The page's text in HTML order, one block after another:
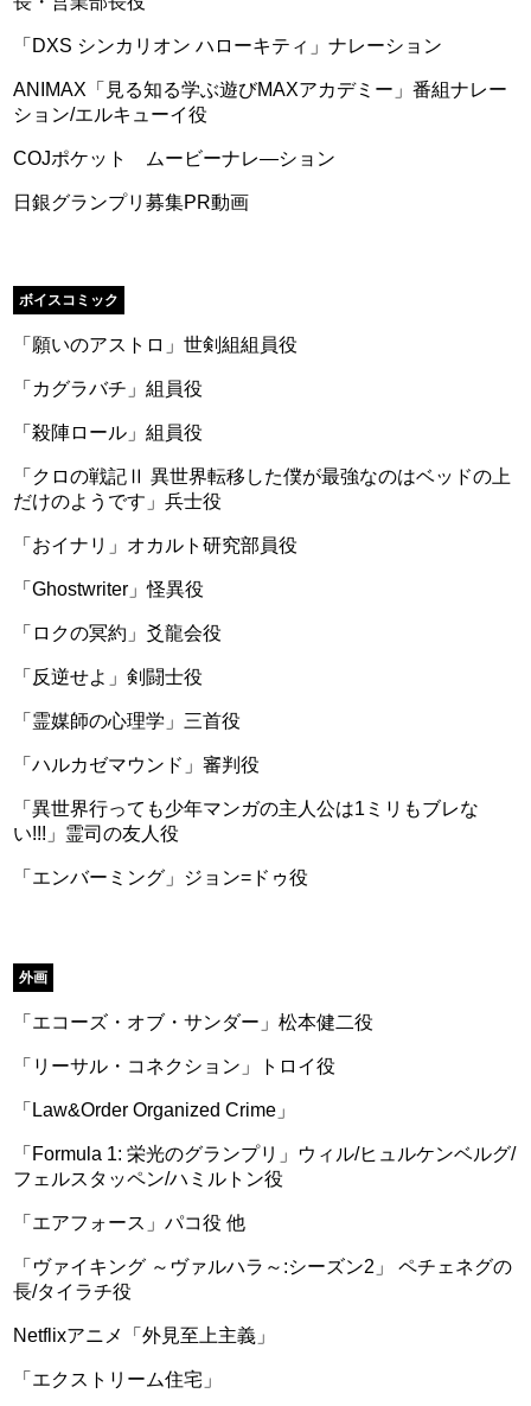
「DXS シンカリオン ハローキティ」ナレーション
ANIMAX「見る知る学ぶ遊びMAXアカデミー」番組ナレー
ション/エルキューイ役
COJポケット ムービーナレ―ション
日銀グランプリ募集PR動画
ボイスコミック
「願いのアストロ」世剣組組員役
「カグラバチ」組員役
「殺陣ロール」組員役
「クロの戦記Ⅱ 異世界転移した僕が最強なのはベッドの上
だけのようです」兵士役
「おイナリ」オカルト研究部員役
「Ghostwriter」怪異役
「ロクの冥約」爻龍会役
「反逆せよ」剣闘士役
「霊媒師の心理学」三首役
「ハルカゼマウンド」審判役
「異世界行っても少年マンガの主人公は1ミリもブレな
い!!!」霊司の友人役
「エンバーミング」ジョン=ドゥ役
外画
「エコーズ・オブ・サンダー」松本健二役
「リーサル・コネクション」トロイ役
「Law&Order Organized Crime」
「Formula 1: 栄光のグランプリ」ウィル/ヒュルケンベルグ/
フェルスタッペン/ハミルトン役
「エアフォース」パコ役 他
「ヴァイキング ～ヴァルハラ～:シーズン2」 ペチェネグの
長/タイラチ役
Netflixアニメ「外見至上主義」
「エクストリーム住宅」